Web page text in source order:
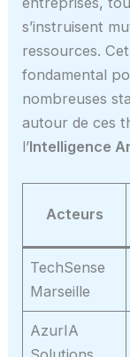
s’instruisent
ressources.
fondamental
nombreuses
autour de ces
l’Intelligence
Acteurs
TechSense
Marseille
AzurIA